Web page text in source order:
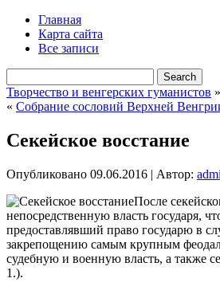
Главная
Карта сайта
Все записи
Творчество и венгерских гуманистов »
« Собрание сословий Верхней
Секейское восстание
Опубликовано 09.06.2016 | Автор:
После
непосредственную власть государя,
предоставлявший право государю в
закрепощению самым крупным
судебную и военную власть, а также
1.).